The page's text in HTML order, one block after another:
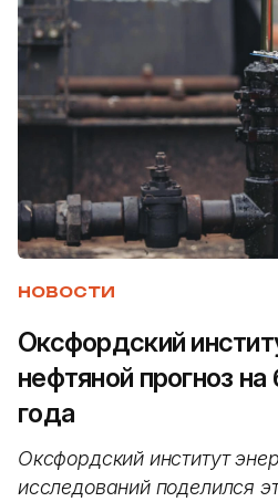
НОВОСТИ
Оксфордский
нефтяной прогноз
года
Оксфордский институт
исследований поделился